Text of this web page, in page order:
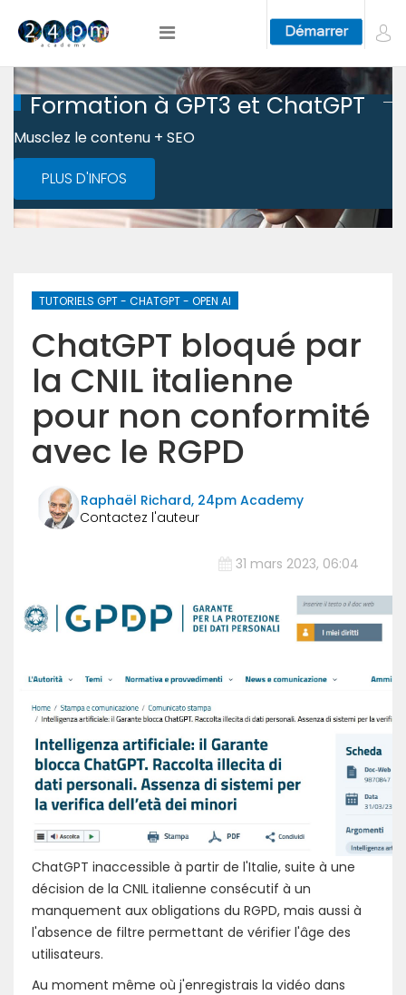
Formation à GPT3 et ChatGPT
Musclez le contenu + SEO
PLUS D'INFOS
TUTORIELS GPT - CHATGPT - OPEN AI
ChatGPT bloqué par
la CNIL italienne
pour non conformité
avec le RGPD
Raphaël Richard, 24pm Academy
31 mars 2023, 06:04
ChatGPT inaccessible à partir de l'Italie, suite à une
décision de la CNIL italienne consécutif à un
manquement aux obligations du RGPD, mais aussi à
l'absence de filtre permettant de vérifier l'âge des
utilisateurs.
Au moment même où j'enregistrais la vidéo dans